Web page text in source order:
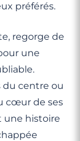
préférés.
regorge de
une
du centre ou
cœur de ses
une histoire